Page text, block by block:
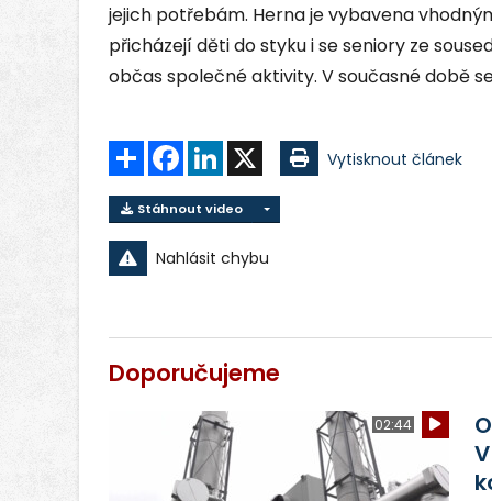
jejich potřebám. Herna je vybavena
přicházejí děti do styku i se seniory ze
občas společné aktivity. V současné době
Sdílet FacebookLinkedIn Vytisknout článek
Stáhnout video
Nahlásit chybu
Doporučujeme
02:44